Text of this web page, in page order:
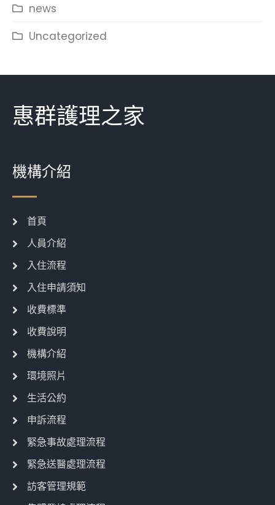
news
Uncategorized
惠群護理之家
機構介紹
首頁
人員介紹
入住流程
入住申請須知
收費標準
收費說明
機構介紹
環境照片
生活公約
申訴流程
緊急事故處理流程
緊急送醫處理流程
訪客管理規範